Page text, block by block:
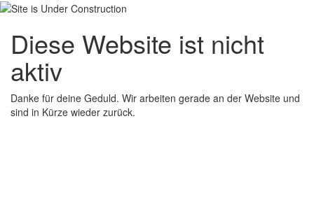
Diese Website ist nicht
aktiv
Danke für deine Geduld. Wir arbeiten gerade an der Website und
sind in Kürze wieder zurück.